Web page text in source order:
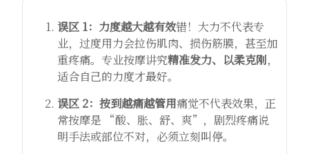
误区 1：力度越大越有效错！大力不代表专
业，过度用力会拉伤肌肉、损伤筋膜，甚至加
重疼痛。专业按摩讲究精准发力、以柔克刚，
适合自己的力度才最好。
误区 2：按到越痛越管用痛觉不代表效果，正
常按摩是 “酸、胀、舒、爽”，剧烈疼痛说
明手法或部位不对，必须立刻叫停。